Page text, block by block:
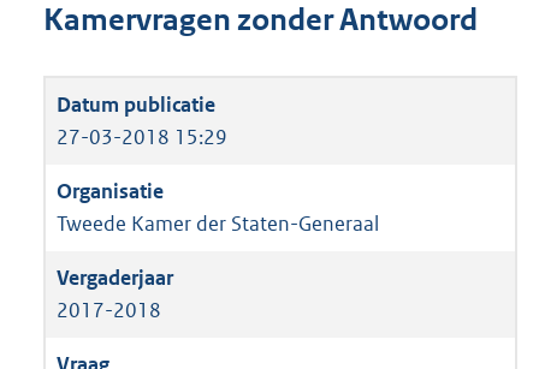
Kamervragen zonder Antwoord
27-03-2018 15:29
Tweede Kamer der Staten-Generaal
2017-2018